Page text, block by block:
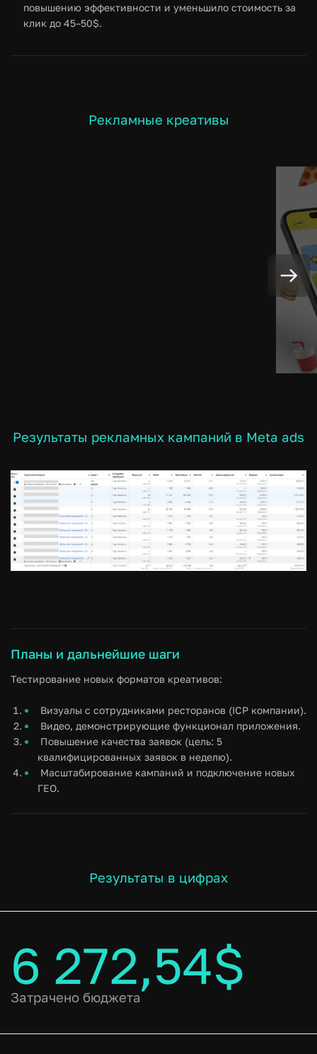
повышению эффективности и уменьшило стоимость за
клик до 45–50$.
Рекламные креативы
Результаты рекламных кампаний в Meta ads
Планы и дальнейшие шаги
Тестирование новых форматов креативов:
Визуалы с сотрудниками ресторанов (ICP компании).
Видео, демонстрирующие функционал приложения.
Повышение качества заявок (цель: 5
квалифицированных заявок в неделю).
Масштабирование кампаний и подключение новых
ГЕО.
Результаты в цифрах
6 272,54$
Затрачено бюджета